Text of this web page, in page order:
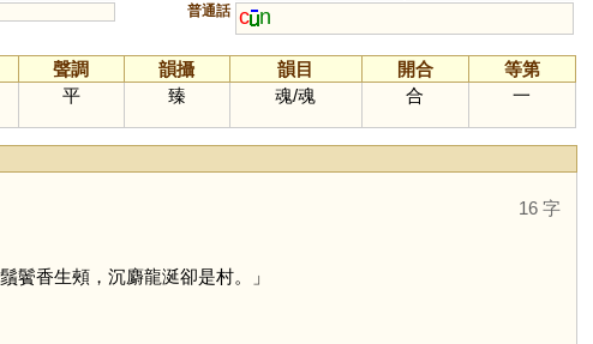
普通話 c n
聲調 韻攝 韻目 開合
等第
平 臻 魂/魂 合 一
16 字
鬢香生頰，沉麝龍涎卻是村。」